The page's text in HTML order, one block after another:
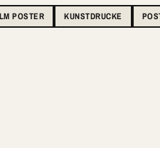
POSTER KUNSTDRUCKE